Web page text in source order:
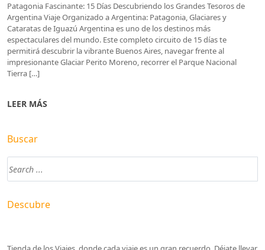
Patagonia Fascinante: 15 Días Descubriendo los Grandes Tesoros de
Argentina Viaje Organizado a Argentina: Patagonia, Glaciares y
Cataratas de Iguazú Argentina es uno de los destinos más
espectaculares del mundo. Este completo circuito de 15 días te
permitirá descubrir la vibrante Buenos Aires, navegar frente al
impresionante Glaciar Perito Moreno, recorrer el Parque Nacional
Tierra […]
LEER MÁS
Buscar
Descubre